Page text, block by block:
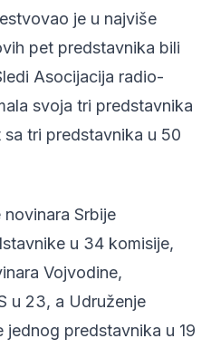
je u najviše
pet predstavnika bili
Asocijacija radio-
svoja tri predstavnika
sa tri predstavnika u 50
Srbije
u 34 komisije,
Vojvodine,
u 23, a Udruženje
jednog predstavnika u 19